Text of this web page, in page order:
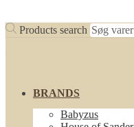
Products search
BRANDS
Babyzus